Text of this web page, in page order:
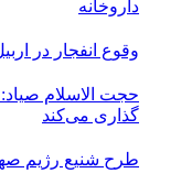
داروخانه
وقوع انفجار در
حجت الاسلام
گذاری می‌کند
طرح شنیع رژیم